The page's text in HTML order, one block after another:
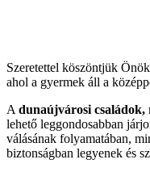
Szeretettel köszöntjük
ahol a gyermek áll a
A dunaújvárosi családok,
lehető leggondosabban
válásának folyamatában,
biztonságban legyenek és